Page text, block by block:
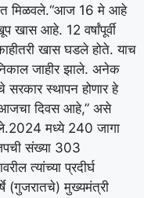
मिळवले.“आज 16 मे आहे
खास आहे. 12 वर्षांपूर्वी
खास घडले होते. याच
जाहीर झाले. अनेक
सरकार स्थापन होणार हे
आजचा दिवस आहे,” असे
2024 मध्ये 240 जागा
संख्या 303
त्यांच्या प्रदीर्घ
(गुजरातचे) मुख्यमंत्री